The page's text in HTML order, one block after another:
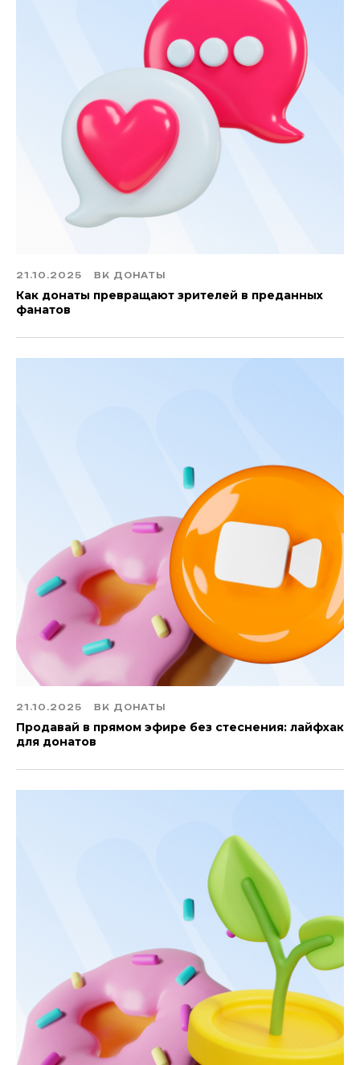
21.10.2025 ВК ДОНАТЫ
Как донаты превращают зрителей в преданных
фанатов
21.10.2025 ВК ДОНАТЫ
Продавай в прямом эфире без стеснения: лайфхак
для донатов